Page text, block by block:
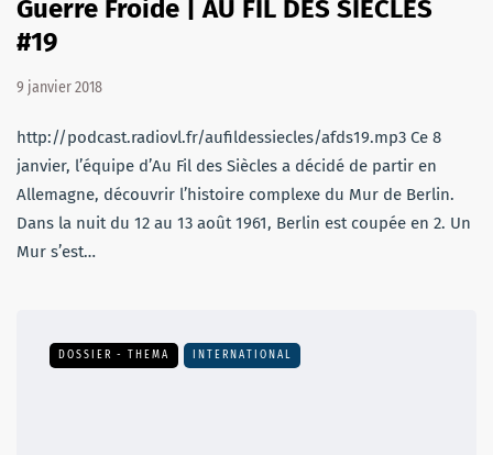
Guerre Froide | AU FIL DES SIÈCLES
#19
9 janvier 2018
http://podcast.radiovl.fr/aufildessiecles/afds19.mp3 Ce 8
janvier, l’équipe d’Au Fil des Siècles a décidé de partir en
Allemagne, découvrir l’histoire complexe du Mur de Berlin.
Dans la nuit du 12 au 13 août 1961, Berlin est coupée en 2. Un
Mur s’est…
DOSSIER - THEMA INTERNATIONAL